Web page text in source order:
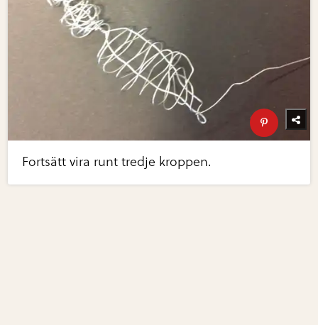
Fortsätt vira runt tredje kroppen.